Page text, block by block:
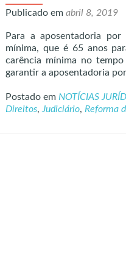
ENVIO DE
ALERTA!
Publicado em abril 8, 2019
Para a aposentadoria
mínima, que é 65 anos
carência mínima no
garantir a aposentadoria
Postado em NOTÍCIAS
Direitos, Judiciário, Reforma